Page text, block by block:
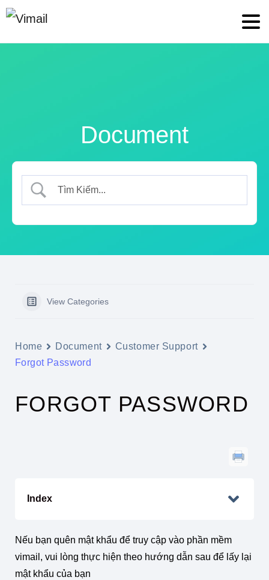
Document
View Categories
Home Document
Customer Support
Forgot Password
FORGOT PASSWORD
Index
Nếu bạn quên mật khẩu để truy cập vào phần mềm
vimail, vui lòng thực hiện theo hướng dẫn sau để lấy lại
mật khẩu của bạn